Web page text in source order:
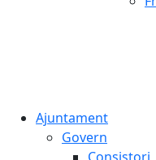
Ajuntament
Govern